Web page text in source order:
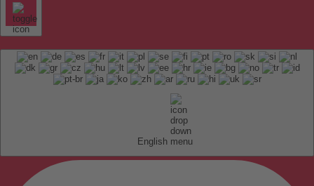
English